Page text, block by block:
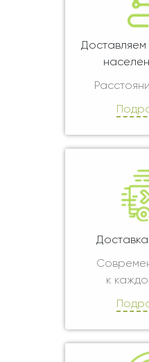
Доставляем
к